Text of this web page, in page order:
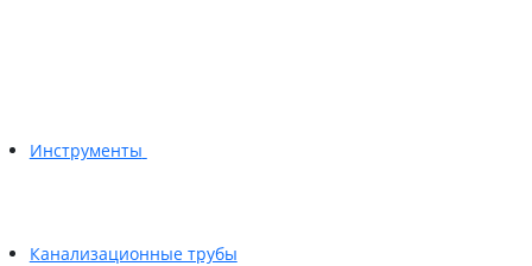
Инструменты
Канализационные трубы